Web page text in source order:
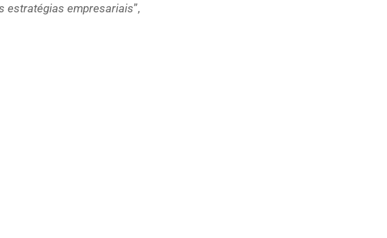
estratégias empresariais”,